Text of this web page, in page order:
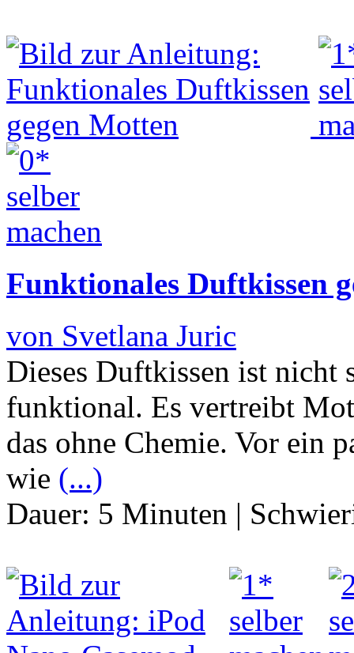
Funktionales Duftkissen
von Svetlana Juric
Dieses Duftkissen ist nicht
funktional. Es vertreibt
das ohne Chemie. Vor ein
wie (...)
Dauer: 5 Minuten |